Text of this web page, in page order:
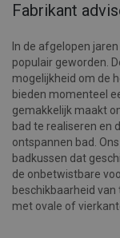
Fabrikant
In de afgelopen
populair geworden.
mogelijkheid om de
bieden momenteel
gemakkelijk maakt
bad te realiseren en
ontspannen bad.
badkussen dat
de onbetwistbare
beschikbaarheid
met ovale of